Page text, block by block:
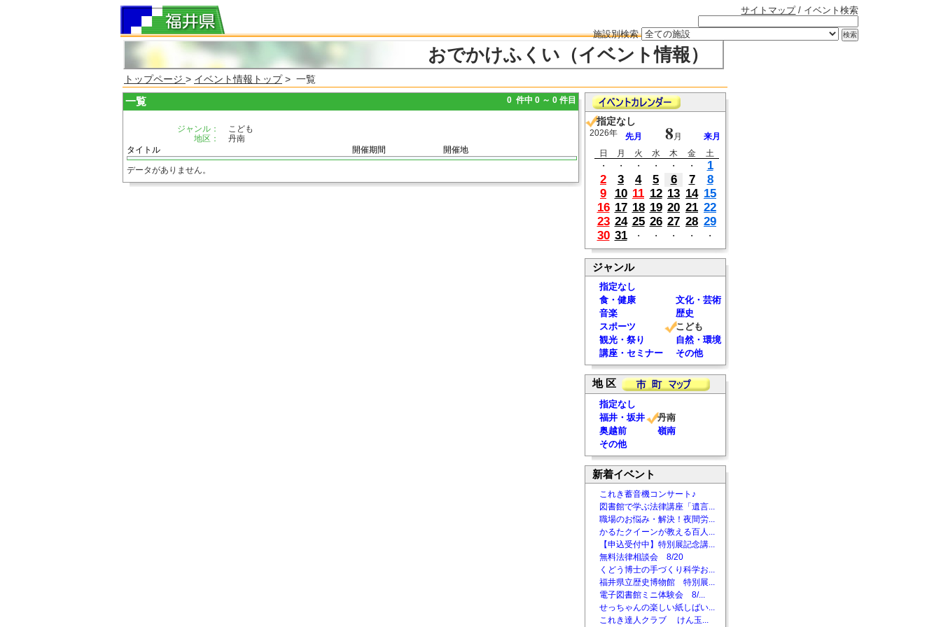
サイトマップ/ イベント検索
施設別検索
おでかけふくい（イベント情報）
トップページ > イベント情報トップ> 一覧
一覧 0 件中 0 ～ 0 件目
ジャンル：
こども
地区：
丹南
タイトル
開催期間 開催地
データがありません。
指定なし
2026年 先月 8 月
来月
日
月 火 水 木 金
土
・
・ ・ ・ ・ ・
1
2
3 4 5 6 7
8
9
10 11 12 13 14 15
16 17 18 19 20 21 22
23 24 25 26 27 28 29
30 31 ・ ・ ・ ・ ・
ジャンル
指定なし
食・健康
文化・芸術
音楽
歴史
スポーツ
こども
観光・祭り
自然・環境
講座・セミナー
その他
地 区
指定なし
福井・坂井
丹南
奥越前
嶺南
その他
新着イベント
これき蓄音機コンサート♪
図書館で学ぶ法律講座「遺言...
職場のお悩み・解決！夜間労...
かるたクイーンが教える百人...
【申込受付中】特別展記念講...
無料法律相談会 8/20
くどう博士の手づくり科学お...
福井県立歴史博物館 特別展...
電子図書館ミニ体験会 8/...
せっちゃんの楽しい紙しばい...
これき達人クラブ けん玉...